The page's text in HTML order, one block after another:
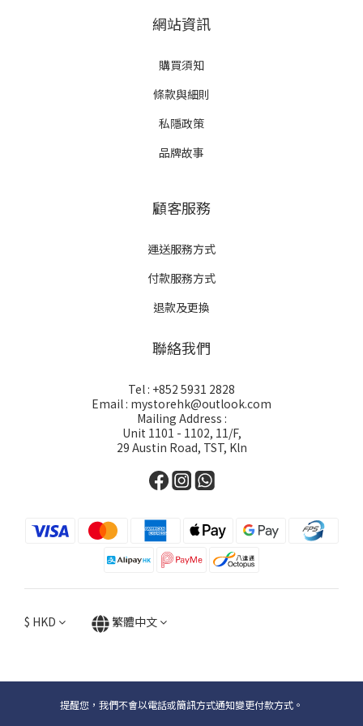
網站資訊
購買須知
條款與細則
私隱政策
品牌故事
顧客服務
運送服務方式
付款服務方式
退款及更換
聯絡我們
Tel : +852 5931 2828
Email : mystorehk@outlook.com
Mailing Address :
Unit 1101 - 1102, 11/F,
29 Austin Road, TST, Kln
$ HKD 繁體中文
提醒您，我們不會以電話或簡訊方式通知變更付款方式。